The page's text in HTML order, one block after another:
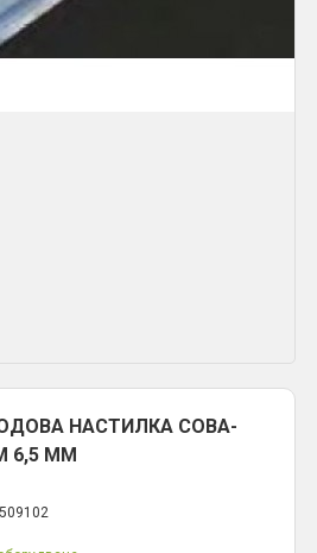
НАСТИЛКА COBA-
6,5 MM
509102